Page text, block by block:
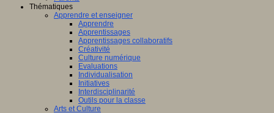
Thématiques
Apprendre et enseigner
Apprendre
Apprentissages
Apprentissages collaboratifs
Créativité
Culture numérique
Evaluations
Individualisation
Initiatives
Interdisciplinarité
Outils pour la classe
Arts et Culture